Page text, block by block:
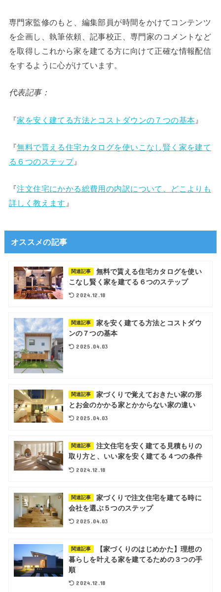
専門家監修のもと、編集部員が時間をかけてコンテンツ
を企画し、執筆依頼、記事校正、専門家のコメントなど
を取得しこれから家を建てる方に向けて正確な情報配信
をするように心がけています。
代表記事：
『家を安く建てる方法とコストダウンの７つの基本 』
『無料で貰える住宅カタログを使いこなし賢く家を建て
る６つのステップ』
『注文住宅にかかる総費用の内訳について、どこよりも
詳しく教えます 』
オススメの記事
関連記事
無料で貰える住宅カタログを使い
こなし賢く家を建てる６つのステップ
2024.12.18
関連記事
家を安く建てる方法とコストダウ
ンの７つの基本
2025.04.03
関連記事
家づくりで覚えておきたい家の形
とお金のかかる家とかからない家の違い
2025.04.03
関連記事
注文住宅を安く建てる見積もりの
取り方と、いい家を安く建てる４つの条件
2024.12.18
関連記事
家づくりで注文住宅を建てる時に
会社を選ぶ５つのステップ
2025.04.03
関連記事
【家づくりのはじめかた】理想の
暮らしを叶える家を建てるための３つの手
順
2024.12.18